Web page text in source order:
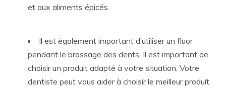
et aux aliments épicés.
Il est également important d’utiliser un fluor
pendant le brossage des dents. Il est important de
choisir un produit adapté à votre situation. Votre
dentiste peut vous aider à choisir le meilleur produit